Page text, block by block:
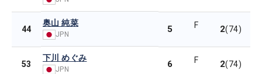
44
奥山 純菜
JPN 5 F 2(74)
53
下川 めぐみ
JPN 6 F 2(74)